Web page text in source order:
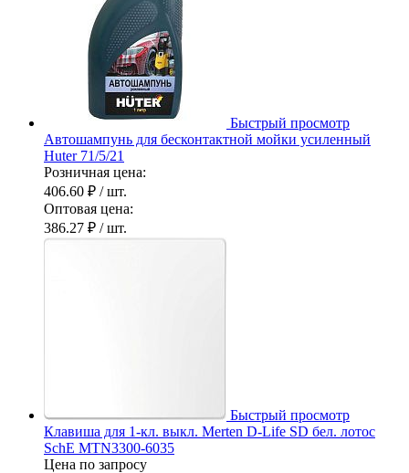
Быстрый просмотр
Автошампунь для бесконтактной мойки усиленный
Huter 71/5/21
Розничная цена:
406.60 ₽ / шт.
Оптовая цена:
386.27 ₽ / шт.
Быстрый просмотр
Клавиша для 1-кл. выкл. Merten D-Life SD бел. лотос
SchE MTN3300-6035
Цена по запросу